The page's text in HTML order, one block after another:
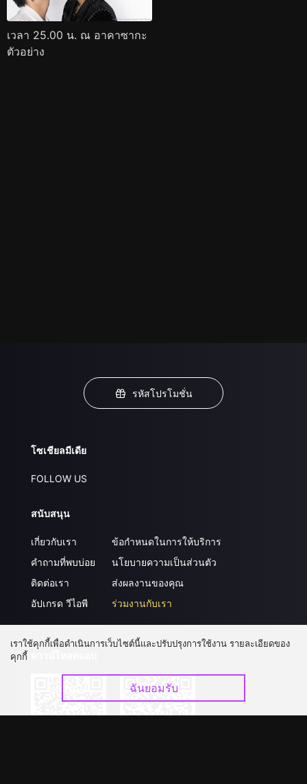
เวลา 25.00 น. ณ อาคาซากะ
ตัวอย่าง
รหัสโปรโมชั่น
โซเชียลมีเดีย
FOLLOW US
สนับสนุน
เกี่ยวกับเรา
คำถามที่พบบ่อย
ติดต่อเรา
อัปเกรด วีไอพี
ข้อกำหนดในการให้บริการ
นโยบายความเป็นส่วนตัว
ส่งผลงานของคุณ
ร่วมงานกับเรา
เราใช้คุกกี้เพื่อดำเนินการเว็บไซต์นี้และปรับปรุงการใช้งาน รายละเอียดของ
คุกกี้
ฉันยอมรับ